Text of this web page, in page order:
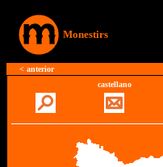
Monestirs
< anterior
castellano